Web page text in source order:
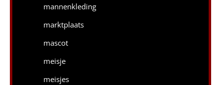
mannenkleding
marktplaats
mascot
meisje
meisjes